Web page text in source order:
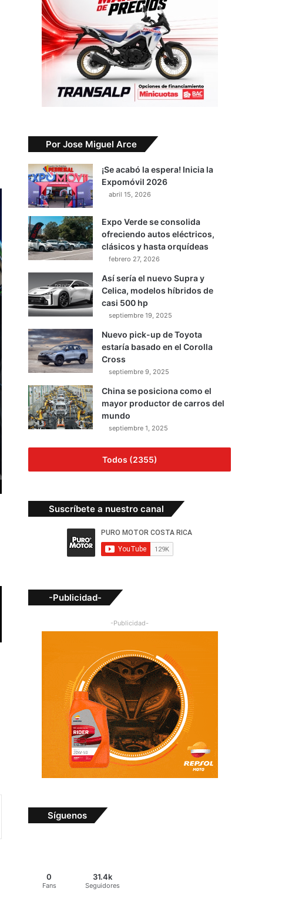
Por Jose Miguel Arce
¡Se acabó la espera! Inicia la
Expomóvil 2026
abril 15, 2026
Expo Verde se consolida
ofreciendo autos eléctricos,
clásicos y hasta orquídeas
febrero 27, 2026
Así sería el nuevo Supra y
Celica, modelos híbridos de
casi 500 hp
septiembre 19, 2025
Nuevo pick-up de Toyota
estaría basado en el Corolla
Cross
septiembre 9, 2025
China se posiciona como el
mayor productor de carros del
mundo
septiembre 1, 2025
Todos (2355)
Suscríbete a nuestro canal
-Publicidad-
-Publicidad-
Síguenos
0
Fans
31.4k
Seguidores